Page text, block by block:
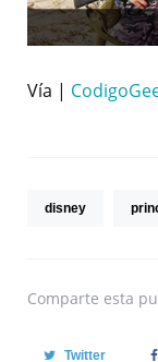
Vía |
disney
Comparte esta
Twitter